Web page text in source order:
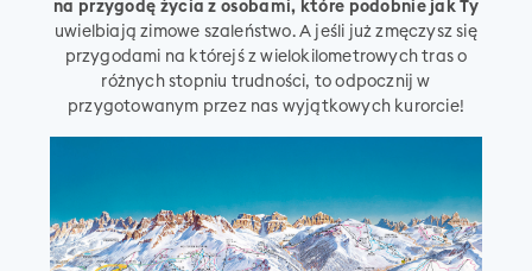
na przygodę życia z osobami, które podobnie jak Ty
uwielbiają zimowe szaleństwo. A jeśli już zmęczysz się
przygodami na którejś z wielokilometrowych tras o
różnych stopniu trudności, to odpocznij w
przygotowanym przez nas wyjątkowych kurorcie!